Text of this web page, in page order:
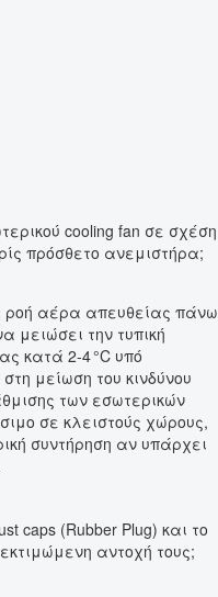
cooling fan σε σχέση
πρόσθετο ανεμιστήρα;
ροή αέρα απευθείας πάνω
μειώσει την τυπική
κατά 2-4 °C υπό
μείωση του κινδύνου
των εσωτερικών
σε κλειστούς χώρους,
συντήρηση αν υπάρχει
caps (Rubber Plug) και το
αντοχή τους;